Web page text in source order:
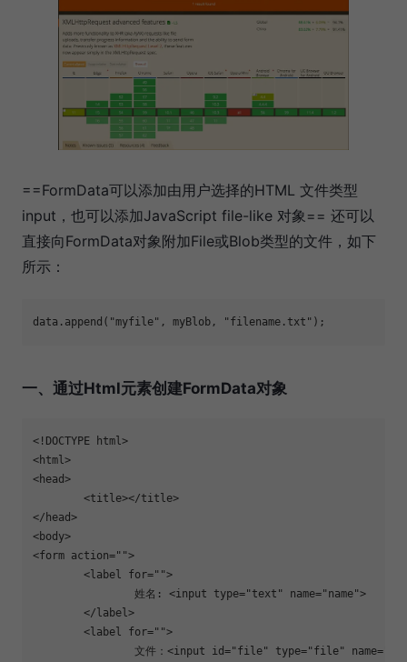
==FormData可以添加由用户选择的HTML 文件类型
input，也可以添加JavaScript file-like 对象== 还可以
直接向FormData对象附加File或Blob类型的文件，如下
所示：
data.append( "myfile" , myBlob, "filename.txt"
一、通过Html元素创建FormData对象
<!DOCTYPE html>
<html>
<head>
</head>
<body>
<form action="">
	<label
for="">
		姓名: <input
type="text" name="name">
	<label
for="">
		文件：<input id=
"file" type="file" name=